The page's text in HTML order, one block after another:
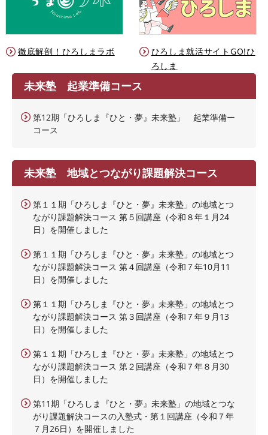
徹底解剖！ひろしまラボ
ひろしま就活サイトGO!ひ
ろしま
未来塾 起業準備コース
第12期「ひろしま『ひと・夢』未来塾」 起業準備ー
コース
未来塾 地域とつながり課題解決コース
第１１期「ひろしま『ひと・夢』未来塾」の地域とつ
ながり課題解決コース 第５回講座（令和８年１月24
日）を開催しました
第１１期「ひろしま『ひと・夢』未来塾」の地域とつ
ながり課題解決コース 第４回講座（令和７年10月11
日）を開催しました
第１１期「ひろしま『ひと・夢』未来塾」の地域とつ
ながり課題解決コース 第３回講座（令和７年９月13
日）を開催しました
第１１期「ひろしま『ひと・夢』未来塾」の地域とつ
ながり課題解決コース 第２回講座（令和７年８月30
日）を開催しました
第11期「ひろしま『ひと・夢』未来塾」の地域とつな
がり課題解決コースの入塾式・第１回講座（令和７年
７月26日）を開催しました